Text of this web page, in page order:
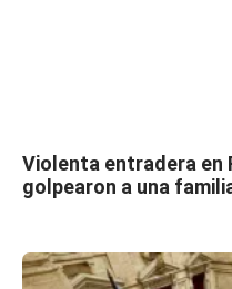
Violenta entradera en
golpearon a una